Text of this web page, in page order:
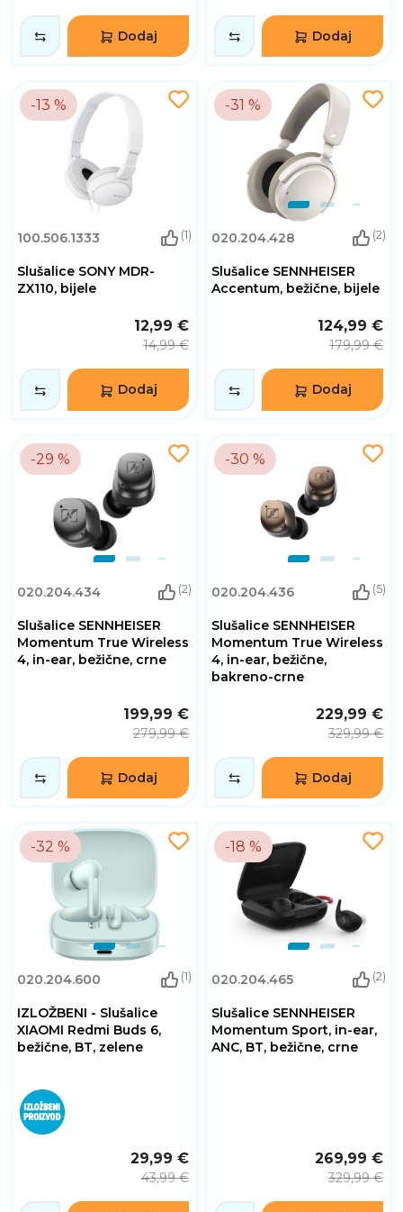
Dodaj Dodaj
-13 %
100.506.1333 (1)
Slušalice SONY MDR-
ZX110, bijele
12,99 €
14,99 €
Dodaj
-31 %
020.204.428 (2)
Slušalice SENNHEISER
Accentum, bežične, bijele
124,99 €
179,99 €
Dodaj
-29 %
020.204.434 (2)
Slušalice SENNHEISER
Momentum True Wireless
4, in-ear, bežične, crne
199,99 €
279,99 €
Dodaj
-30 %
020.204.436 (5)
Slušalice SENNHEISER
Momentum True Wireless
4, in-ear, bežične,
bakreno-crne
229,99 €
329,99 €
Dodaj
-32 %
020.204.600 (1)
IZLOŽBENI - Slušalice
XIAOMI Redmi Buds 6,
bežične, BT, zelene
29,99 €
43,99 €
-18 %
020.204.465 (2)
Slušalice SENNHEISER
Momentum Sport, in-ear,
ANC, BT, bežične, crne
269,99 €
329,99 €